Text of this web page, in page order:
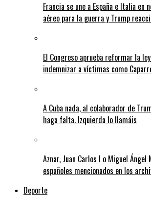
Francia se une a España e Italia en
aéreo para la guerra y Trump
El Congreso aprueba reformar la
indemnizar a víctimas como
A Cuba nada, al colaborador de
haga falta. Izquierda lo llamáis
Aznar, Juan Carlos I o Miguel Ángel
españoles mencionados en los
Deporte